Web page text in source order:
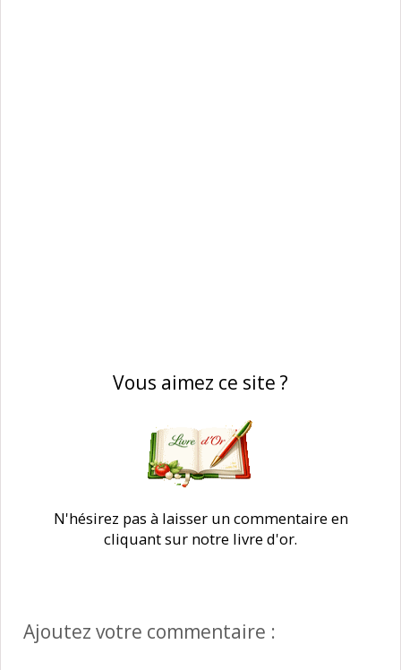
Vous aimez ce site ?
N'hésirez pas à laisser un commentaire en
cliquant sur notre livre d'or.
Ajoutez votre commentaire :